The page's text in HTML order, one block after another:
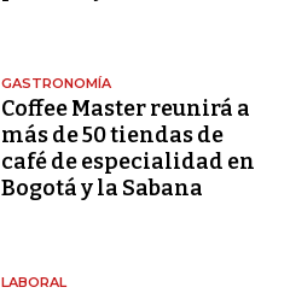
GASTRONOMÍA
Coffee Master reunirá a
más de 50 tiendas de
café de especialidad en
Bogotá y la Sabana
LABORAL